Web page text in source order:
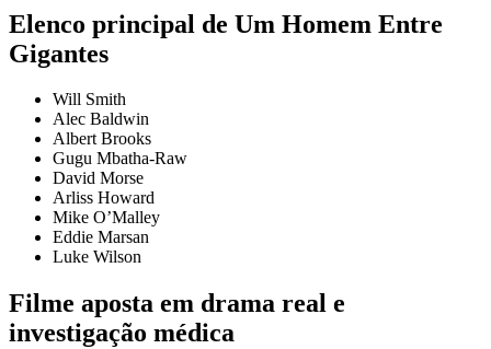
Elenco principal de Um Homem Entre
Gigantes
Will Smith
Alec Baldwin
Albert Brooks
Gugu Mbatha-Raw
David Morse
Arliss Howard
Mike O’Malley
Eddie Marsan
Luke Wilson
Filme aposta em drama real e
investigação médica